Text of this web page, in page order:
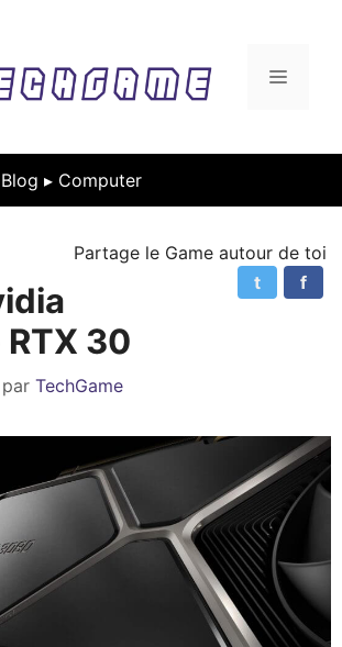
MENU
Blog ▸ Computer
Partage le Game autour de toi
f
t
30
par TechGame